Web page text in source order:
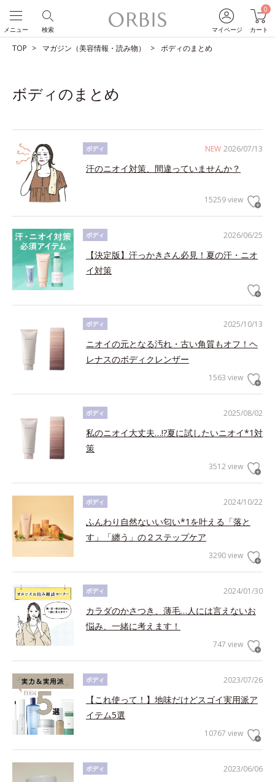
マイページ
0
カート
検索
メニュー
TOP マガジン（美容情報・読み物） ボディのまとめ
ボディのまとめ
NEW 2026/07/13
ボディ
汗のニオイ対策、間違っていませんか？
15259 view
2026/06/25
ボディ
【決定版】汗っかきさん必見！夏の汗・ニオ
イ対策
2025/10/13
ボディ
ニオイの元となる汚れ・古い角質もオフ！ヘ
レナスのボディクレンザー
1563 view
2025/08/02
ボディ
私のニオイ大丈夫…!?夏に試したいニオイ*1対
策
3512 view
2024/10/22
ボディ
ふんわり自然ないい匂い*1を叶える「落と
す」「纏う」の２ステップケア
3290 view
2024/01/30
ボディ
カラダのかさつき、薄毛…人には言えないお
悩み、一緒に考えます！
747 view
2023/07/26
ボディ
【これ使って！】地味だけどスゴイ実用派ア
イテム5選
10767 view
2023/06/06
ボディ